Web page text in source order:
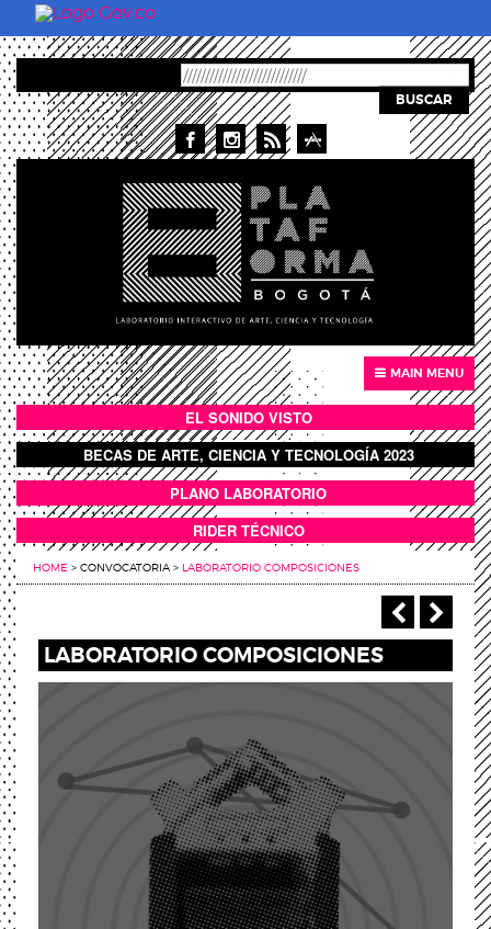
Pasar al contenido principal
BUSCAR
MAIN MENU
BOTÓN SONIDO VISTO
EL SONIDO VISTO
BOTON DOMO LLENO
BECAS DE ARTE, CIENCIA Y TECNOLOGÍA 2023
ANEXOS
PLANO LABORATORIO
RIDER TÉCNICO
HOME > CONVOCATORIA > LABORATORIO COMPOSICIONES
‹
LABORATORIO COMPOSICIONES